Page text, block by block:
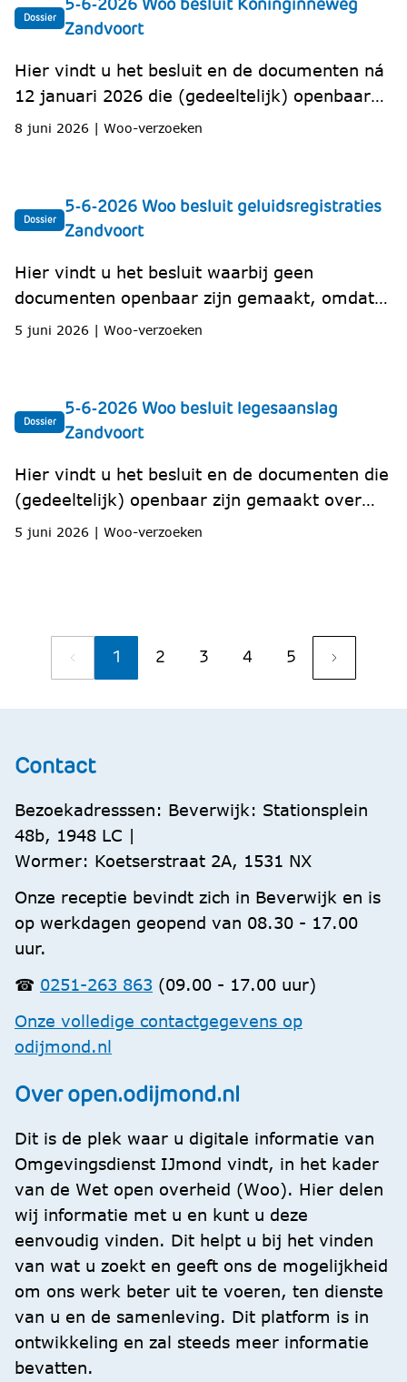
perceel in de Dorpsstraat in Wormer.
Dossier
5-6-2026 Woo besluit Koninginneweg
Zandvoort
Hier vindt u het besluit en de documenten ná
12 januari 2026 die (gedeeltelijk) openbaar
zijn gemaakt over het pand Koninginneweg 1
8 juni 2026 | Woo-verzoeken
Dossier
5-6-2026 Woo besluit geluidsregistraties
Zandvoort
Hier vindt u het besluit waarbij geen
documenten openbaar zijn gemaakt, omdat
Omgevingsdienst IJmond niet over de
geluidsregistraties van het circuit Zandvoort
uit 2020 en 2021.
5 juni 2026 | Woo-verzoeken
Dossier
5-6-2026 Woo besluit legesaanslag
Zandvoort
Hier vindt u het besluit en de documenten die
(gedeeltelijk) openbaar zijn gemaakt over
over de legesaanslag voor een
5 juni 2026 | Woo-verzoeken
1 2 3 4 5
Contact
Bezoekadresssen: Beverwijk: Stationsplein
48b, 1948 LC |
Wormer: Koetserstraat 2A, 1531 NX
Onze receptie bevindt zich in Beverwijk en is
op werkdagen geopend van 08.30 - 17.00
uur.
☎ 0251-263 863 (09.00 - 17.00 uur)
Onze volledige contactgegevens op
odijmond.nl
Over open.odijmond.nl
Dit is de plek waar u digitale informatie van
Omgevingsdienst IJmond vindt, in het kader
van de Wet open overheid (Woo). Hier delen
wij informatie met u en kunt u deze
eenvoudig vinden. Dit helpt u bij het vinden
van wat u zoekt en geeft ons de mogelijkheid
om ons werk beter uit te voeren, ten dienste
van u en de samenleving. Dit platform is in
ontwikkeling en zal steeds meer informatie
bevatten.